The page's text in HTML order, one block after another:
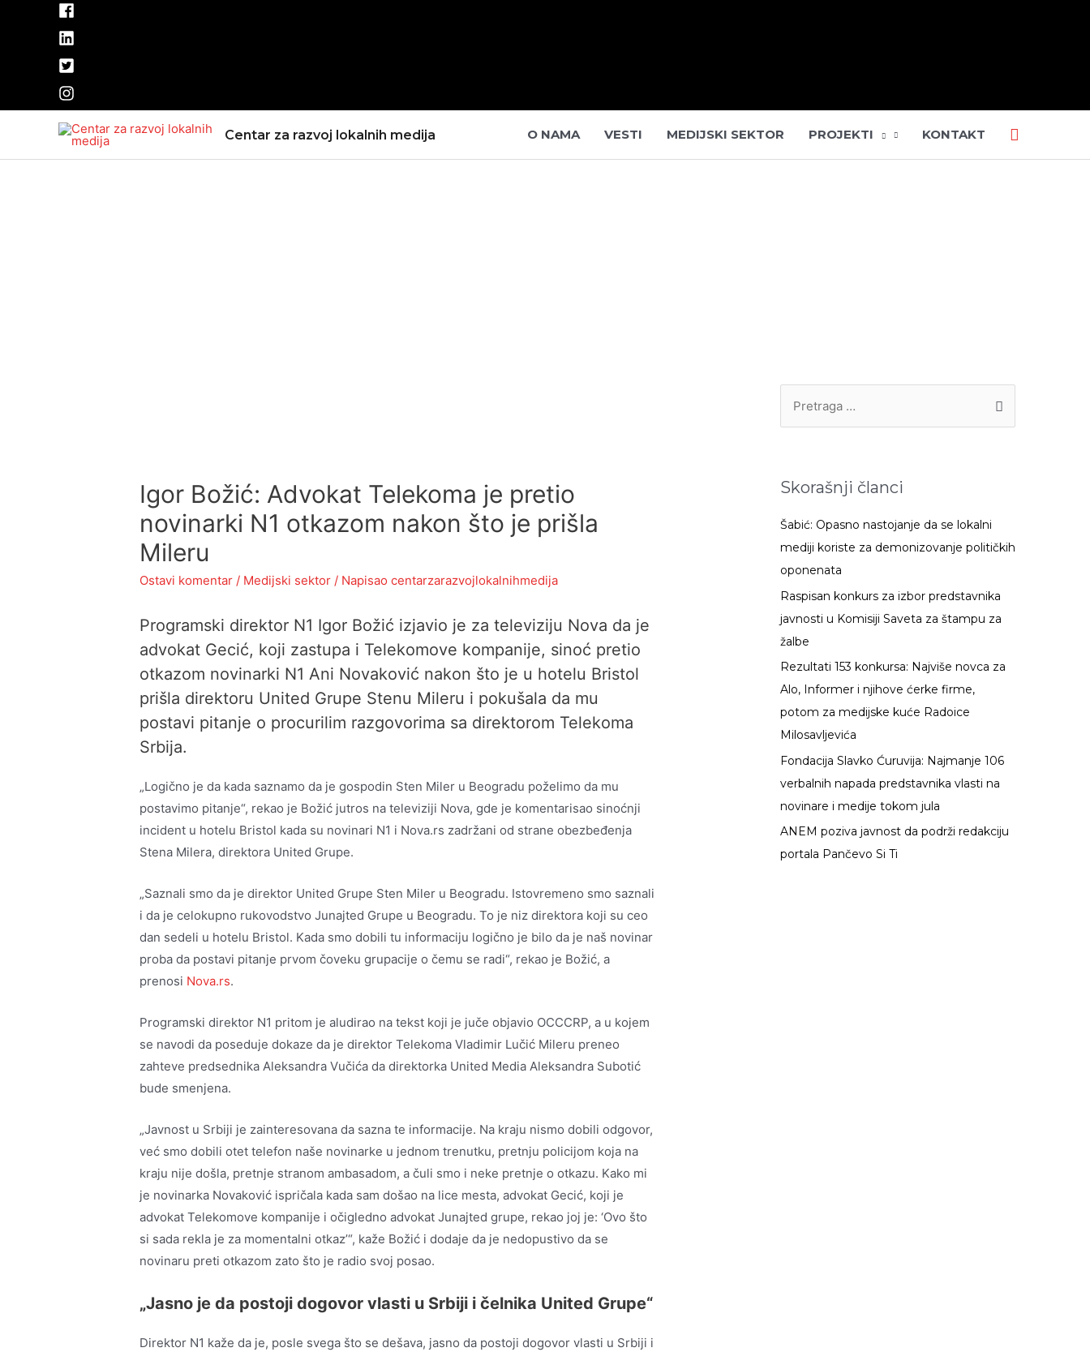
Centar za razvoj lokalnih medija O NAMA VESTI MEDIJSKI SEKTOR PROJEKTI KONTAKT
Igor Božić: Advokat Telekoma je pretio
novinarki N1 otkazom nakon što je prišla
Mileru
Ostavi komentar / Medijski sektor / Napisao centarzarazvojlokalnihmedija
Programski direktor N1 Igor Božić izjavio je za televiziju Nova da je
advokat Gecić, koji zastupa i Telekomove kompanije, sinoć pretio
otkazom novinarki N1 Ani Novaković nakon što je u hotelu Bristol
prišla direktoru United Grupe Stenu Mileru i pokušala da mu
postavi pitanje o procurilim razgovorima sa direktorom Telekoma
Srbija.
„Logično je da kada saznamo da je gospodin Sten Miler u Beogradu poželimo da mu
postavimo pitanje“, rekao je Božić jutros na televiziji Nova, gde je komentarisao sinoćnji
incident u hotelu Bristol kada su novinari N1 i Nova.rs zadržani od strane obezbeđenja
Stena Milera, direktora United Grupe.
„Saznali smo da je direktor United Grupe Sten Miler u Beogradu. Istovremeno smo saznali
i da je celokupno rukovodstvo Junajted Grupe u Beogradu. To je niz direktora koji su ceo
dan sedeli u hotelu Bristol. Kada smo dobili tu informaciju logično je bilo da je naš novinar
proba da postavi pitanje prvom čoveku grupacije o čemu se radi“, rekao je Božić, a
prenosi Nova.rs.
Programski direktor N1 pritom je aludirao na tekst koji je juče objavio OCCCRP, a u kojem
se navodi da poseduje dokaze da je direktor Telekoma Vladimir Lučić Mileru preneo
zahteve predsednika Aleksandra Vučića da direktorka United Media Aleksandra Subotić
bude smenjena.
„Javnost u Srbiji je zainteresovana da sazna te informacije. Na kraju nismo dobili odgovor,
već smo dobili otet telefon naše novinarke u jednom trenutku, pretnju policijom koja na
kraju nije došla, pretnje stranom ambasadom, a čuli smo i neke pretnje o otkazu. Kako mi
je novinarka Novaković ispričala kada sam došao na lice mesta, advokat Gecić, koji je
advokat Telekomove kompanije i očigledno advokat Junajted grupe, rekao joj je: ‘Ovo što
si sada rekla je za momentalni otkaz’“, kaže Božić i dodaje da je nedopustivo da se
novinaru preti otkazom zato što je radio svoj posao.
„Jasno je da postoji dogovor vlasti u Srbiji i čelnika United Grupe“
Direktor N1 kaže da je, posle svega što se dešava, jasno da postoji dogovor vlasti u Srbiji i
r
g
a
z
a
:
Skorašnji članci
Šabić: Opasno nastojanje da se lokalni
mediji koriste za demonizovanje političkih
oponenata
Raspisan konkurs za izbor predstavnika
javnosti u Komisiji Saveta za štampu za
žalbe
Rezultati 153 konkursa: Najviše novca za
Alo, Informer i njihove ćerke firme,
potom za medijske kuće Radoice
Milosavljevića
Fondacija Slavko Ćuruvija: Najmanje 106
verbalnih napada predstavnika vlasti na
novinare i medije tokom jula
ANEM poziva javnost da podrži redakciju
portala Pančevo Si Ti